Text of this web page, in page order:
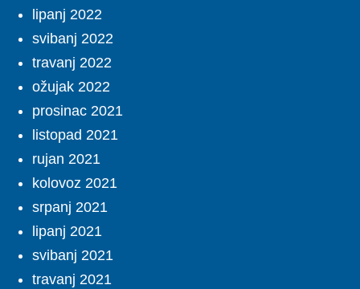
lipanj 2022
svibanj 2022
travanj 2022
ožujak 2022
prosinac 2021
listopad 2021
rujan 2021
kolovoz 2021
srpanj 2021
lipanj 2021
svibanj 2021
travanj 2021